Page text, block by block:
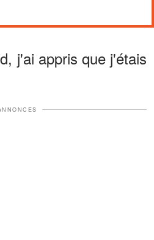
j'ai appris que j'étais